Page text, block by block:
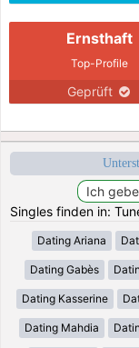
Ernsthaft
Top-Profile
Geprüft
Singles finden in:
Dating Ariana
Dating Gabès
Dating Kasserine
Dating Mahdia